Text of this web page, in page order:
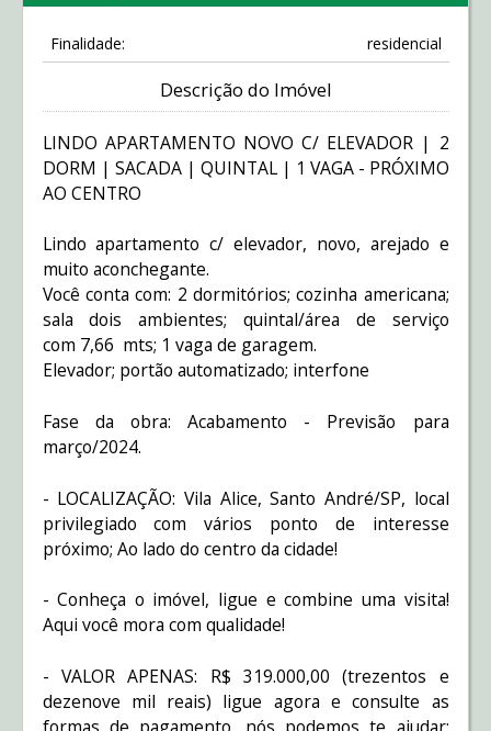
Finalidade: residencial
Descrição do Imóvel
LINDO APARTAMENTO NOVO C/ ELEVADOR | 2
DORM | SACADA | QUINTAL | 1 VAGA - PRÓXIMO
AO CENTRO
Lindo apartamento c/ elevador, novo, arejado e
muito aconchegante.
Você conta com: 2 dormitórios; cozinha americana;
sala dois ambientes; quintal/área de serviço
com 7,66 mts; 1 vaga de garagem.
Elevador; portão automatizado; interfone
Fase da obra: Acabamento - Previsão para
março/2024.
- LOCALIZAÇÃO: Vila Alice, Santo André/SP, local
privilegiado com vários ponto de interesse
próximo; Ao lado do centro da cidade!
- Conheça o imóvel, ligue e combine uma visita!
Aqui você mora com qualidade!
- VALOR APENAS: R$ 319.000,00 (trezentos e
dezenove mil reais) ligue agora e consulte as